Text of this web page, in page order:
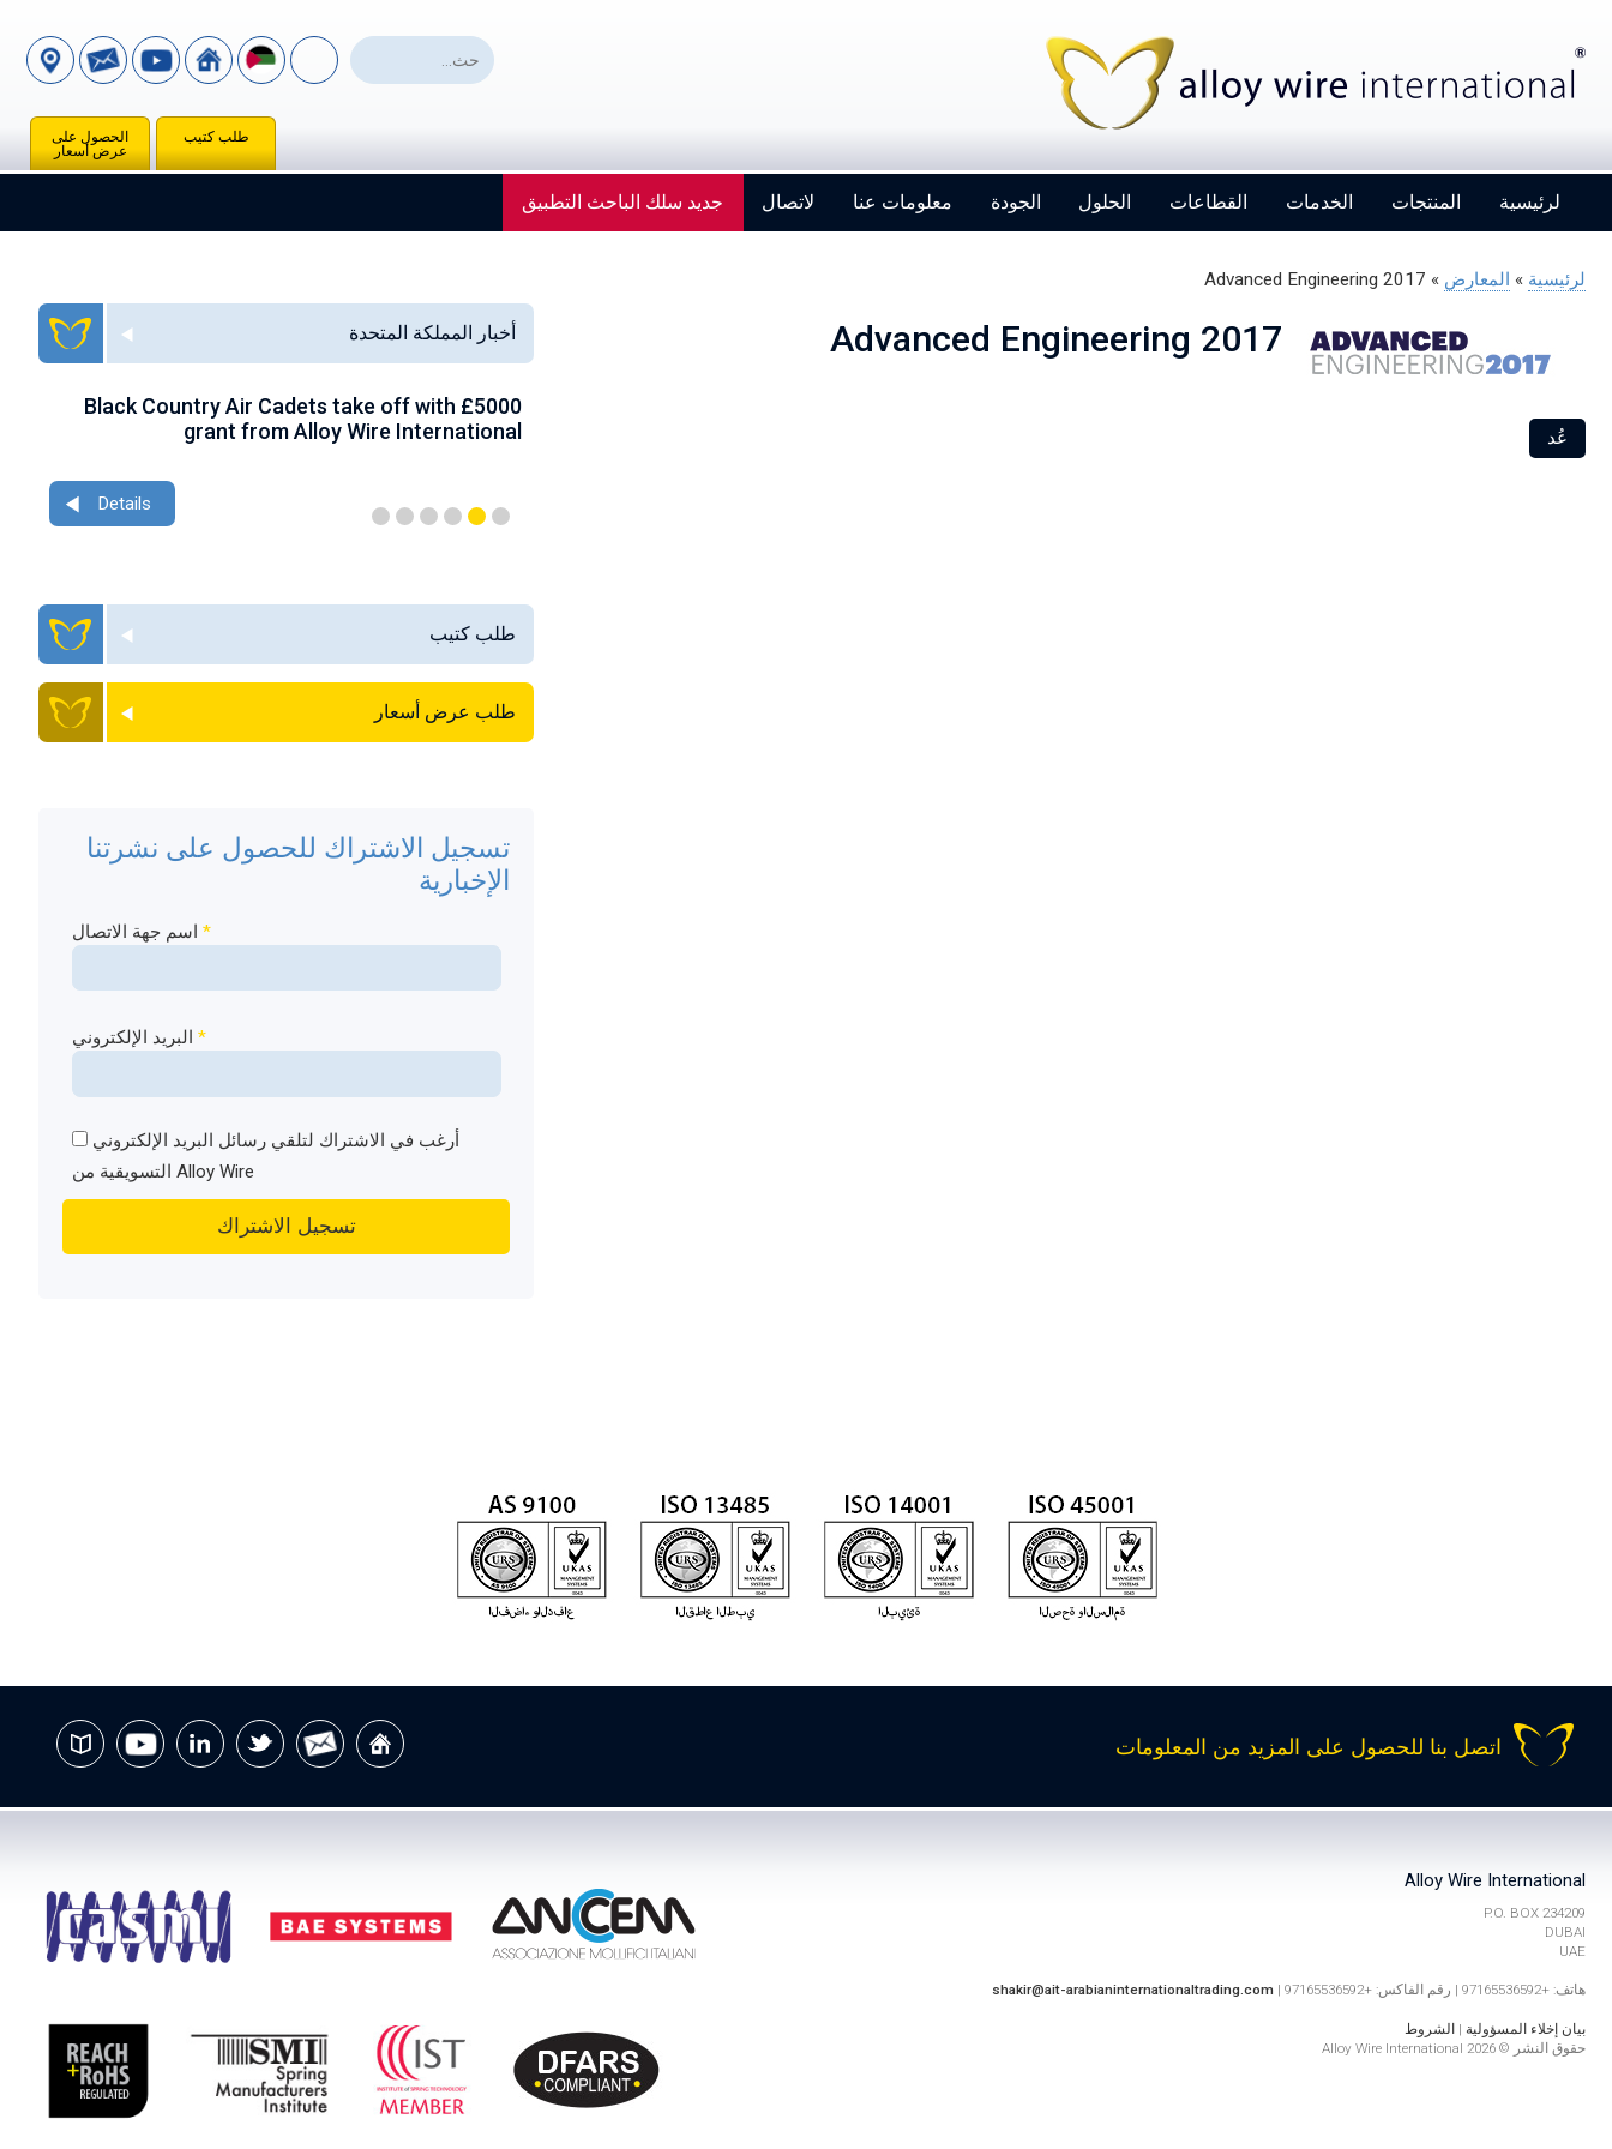
الحصول على
عرض أسعار
طلب كتيب
لرئيسية المنتجات الخدمات القطاعات الحلول الجودة معلومات عنا لاتصال جديد سلك الباحث التطبيق
لرئيسية » المعارض »
Advanced Engineering 2017
Advanced Engineering 2017
عُد
أخبار المملكة المتحدة
Black Country Air Cadets take off with £5000
grant from Alloy Wire International
Details
طلب كتيب
طلب عرض أسعار
تسجيل الاشتراك للحصول على نشرتنا
الإخبارية
*
*
أرغب في الاشتراك لتلقي رسائل البريد الإلكتروني
التسويقية من Alloy Wire
اتصل بنا للحصول على المزيد من المعلومات
Alloy Wire International
P.O. BOX 234209
DUBAI
UAE
هاتف: +97165536592 | رقم الفاكس: +97165536592 | shakir@ait-arabianinternationaltrading.com
بيان إخلاء المسؤولية | الشروط
حقوق النشر © 2026 Alloy Wire International